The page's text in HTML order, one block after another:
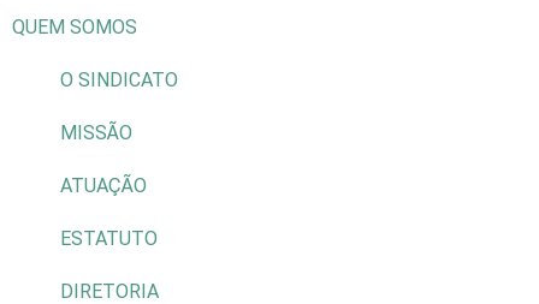
QUEM SOMOS
O SINDICATO
MISSÃO
ATUAÇÃO
ESTATUTO
DIRETORIA